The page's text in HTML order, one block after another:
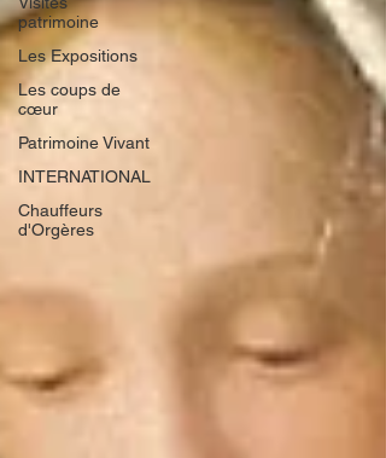
patrimoine
Les Expositions
Les coups de
cœur
Patrimoine Vivant
INTERNATIONAL
Chauffeurs
d'Orgères